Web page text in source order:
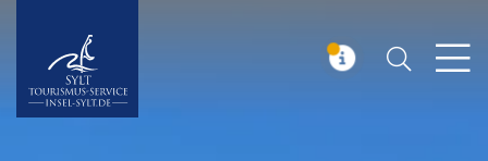
Insel Sylt Suchen